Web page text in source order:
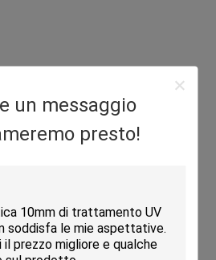
un messaggio
presto!